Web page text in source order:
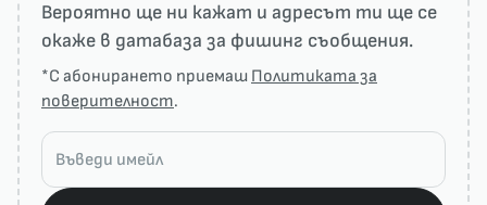
Вероятно ще ни кажат и адресът ти ще се
окаже в датабаза за фишинг съобщения.
*С абонирането приемаш Политиката за
поверителност.